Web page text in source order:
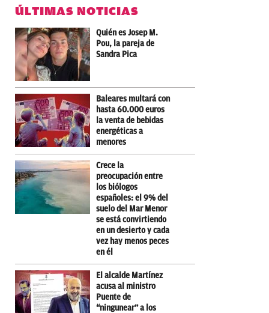
ÚLTIMAS NOTICIAS
Quién es Josep M.
Pou, la pareja de
Sandra Pica
Baleares multará con
hasta 60.000 euros
la venta de bebidas
energéticas a
menores
Crece la
preocupación entre
los biólogos
españoles: el 9% del
suelo del Mar Menor
se está convirtiendo
en un desierto y cada
vez hay menos peces
en él
El alcalde Martínez
acusa al ministro
Puente de
“ningunear” a los